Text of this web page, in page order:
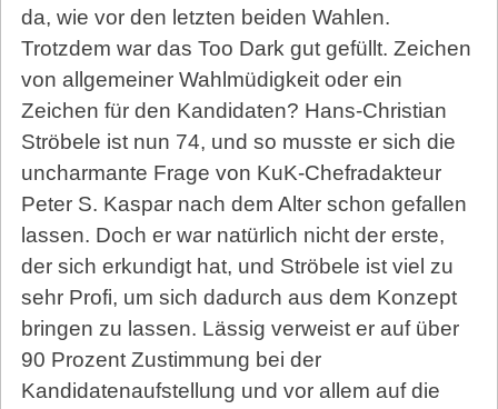
da, wie vor den letzten beiden Wahlen.
Trotzdem war das Too Dark gut gefüllt. Zeichen
von allgemeiner Wahlmüdigkeit oder ein
Zeichen für den Kandidaten? Hans-Christian
Ströbele ist nun 74, und so musste er sich die
uncharmante Frage von KuK-Chefradakteur
Peter S. Kaspar nach dem Alter schon gefallen
lassen. Doch er war natürlich nicht der erste,
der sich erkundigt hat, und Ströbele ist viel zu
sehr Profi, um sich dadurch aus dem Konzept
bringen zu lassen. Lässig verweist er auf über
90 Prozent Zustimmung bei der
Kandidatenaufstellung und vor allem auf die